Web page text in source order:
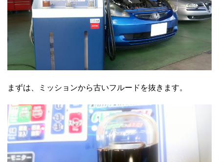
まずは、ミッションから古いフルードを抜きます。